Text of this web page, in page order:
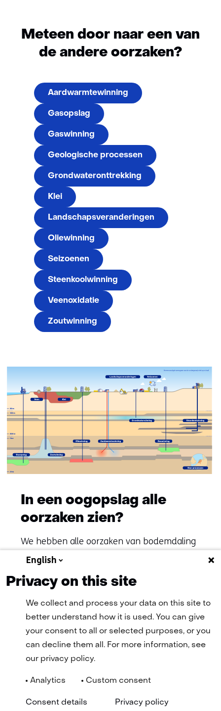
Meteen door naar een van
de andere oorzaken?
Meteen
door
naar
een
van
andere
oorzaken?
Aardwarmtewinning
Gasopslag
Gaswinning
Geologische processen
Grondwateronttrekking
Klei
Landschapsveranderingen
Oliewinning
Seizoenen
Steenkoolwinning
Veenoxidatie
Zoutwinning
In een oogopslag alle
oorzaken zien?
We hebben alle oorzaken van bodemdaling
en -stijging voor je in kaart gebracht.
Oorzaken bodemdaling en -stijging
Navigatie
Privacy statementDisclaimer(opent
Toegankelijkheid
English
Privacy on this site
We collect and process your data on this site to
better understand how it is used. You can give
your consent to all or selected purposes, or you
can decline them all. For more information, see
our privacy policy.
Analytics Custom consent
Consent details Privacy policy